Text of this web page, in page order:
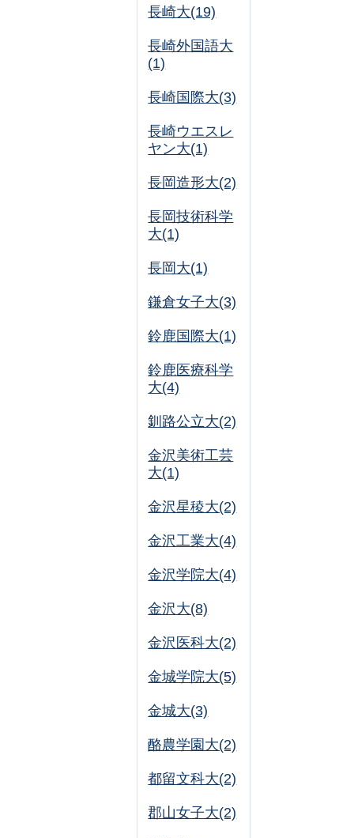
長崎大(19)
長崎外国語大
(1)
長崎国際大(3)
長崎ウエスレ
ヤン大(1)
長岡造形大(2)
長岡技術科学
大(1)
長岡大(1)
鎌倉女子大(3)
鈴鹿国際大(1)
鈴鹿医療科学
大(4)
釧路公立大(2)
金沢美術工芸
大(1)
金沢星稜大(2)
金沢工業大(4)
金沢学院大(4)
金沢大(8)
金沢医科大(2)
金城学院大(5)
金城大(3)
酪農学園大(2)
都留文科大(2)
郡山女子大(2)